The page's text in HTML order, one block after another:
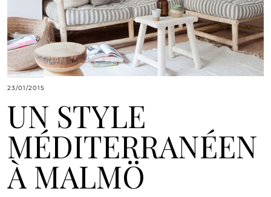
23/01/2015
UN STYLE
MÉDITERRANÉEN
À MALMÖ